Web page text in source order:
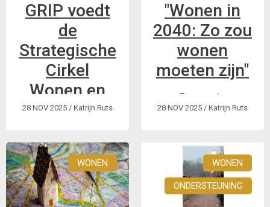
heeft”
GRIP voedt
de
Strategische
Cirkel
Wonen en
Leefomgeving
met andere
domeinen een
Perspectiefplan
2040 maken.
28 NOV 2025 / Katrijn Ruts
"Wonen in
2040: Zo zou
wonen
moeten zijn"
De eerste
bijeenkomst van de
Wonen en
Leefomgeving
focust op hoe we de
toekomst zien.
28 NOV 2025 / Katrijn Ruts
WONEN WONEN
ONDERSTEUNING